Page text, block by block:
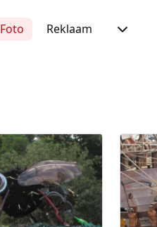
Foto Reklaam